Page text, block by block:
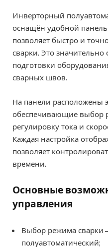
Инверторный
оснащён удобной
позволяет быстро и
сварки. Это значительно
подготовки
сварных швов.
На панели расположены
обеспечивающие выбор
регулировку тока и
Каждая настройка
позволяет
времени.
Основные
управления
Выбор режима сварки
полуавтоматический;